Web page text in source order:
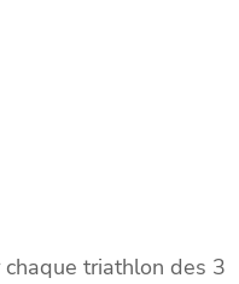
triathlon des 3